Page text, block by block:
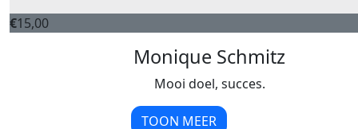
€15,00
Monique Schmitz
Mooi doel, succes.
TOON MEER